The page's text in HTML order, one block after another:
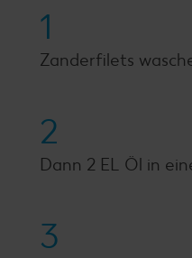
1
Zanderfilets
2
Dann 2 EL Öl in
3